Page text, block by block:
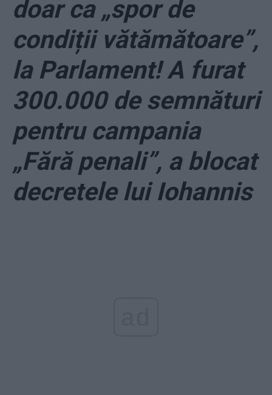
doar ca „spor de
condiții vătămătoare”,
la Parlament! A furat
300.000 de semnături
pentru campania
„Fără penali”, a blocat
decretele lui Iohannis